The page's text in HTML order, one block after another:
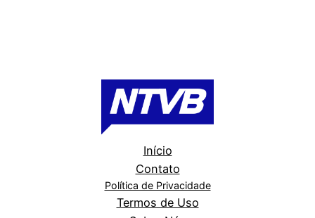
Início
Contato
Política de Privacidade
Termos de Uso